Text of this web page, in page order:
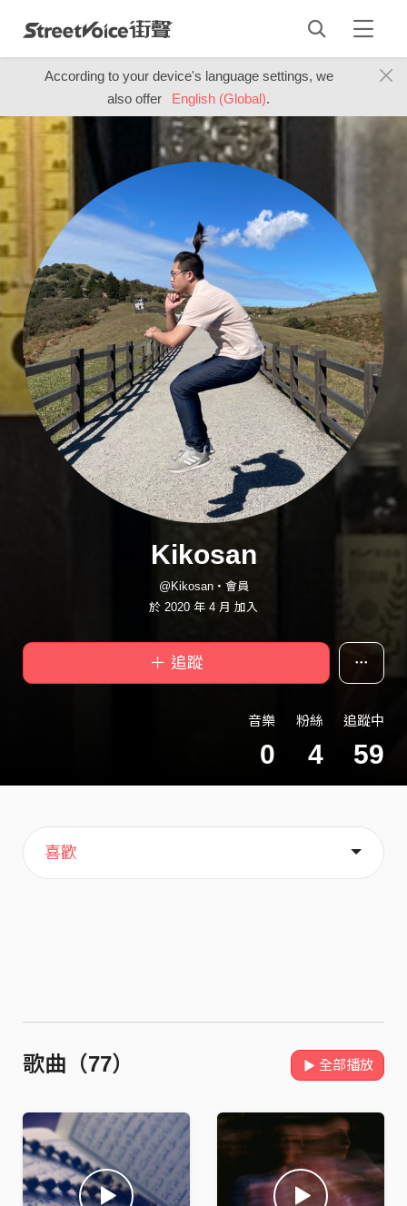
According to your device's language settings, we
also offer
English (Global).
Kikosan
@Kikosan・會員
於 2020 年 4 月 加入
＋ 追蹤
音樂
0
粉絲
4
追蹤中
59
主頁
歌單
喜歡
關於
歌曲（77） 全部播放